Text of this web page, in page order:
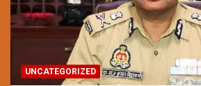
UNCATEGORIZED